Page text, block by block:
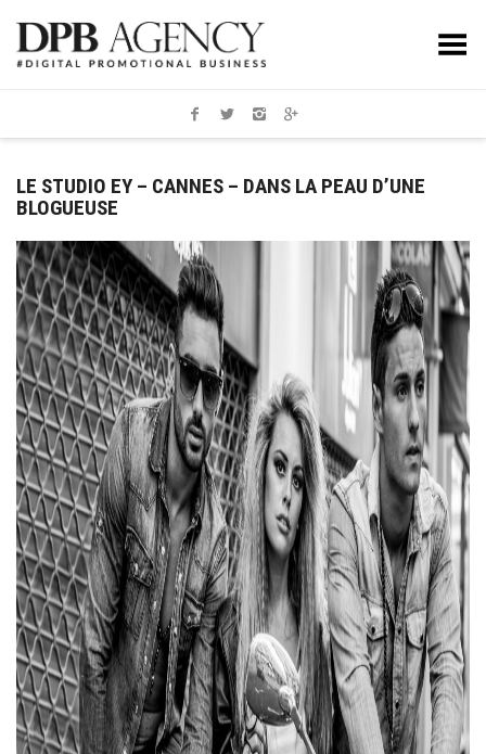
Toggle Menu
LE STUDIO EY – CANNES – DANS LA PEAU D’UNE
BLOGUEUSE